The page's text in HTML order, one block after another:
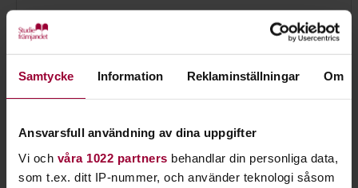
Samtycke Information Reklaminställningar Om
Ansvarsfull användning av dina uppgifter
Vi och våra 1022 partners behandlar din personliga data,
som t.ex. ditt IP-nummer, och använder teknologi såsom
Mari Graneskog
Folkbildningsutvecklare Djur-Natur